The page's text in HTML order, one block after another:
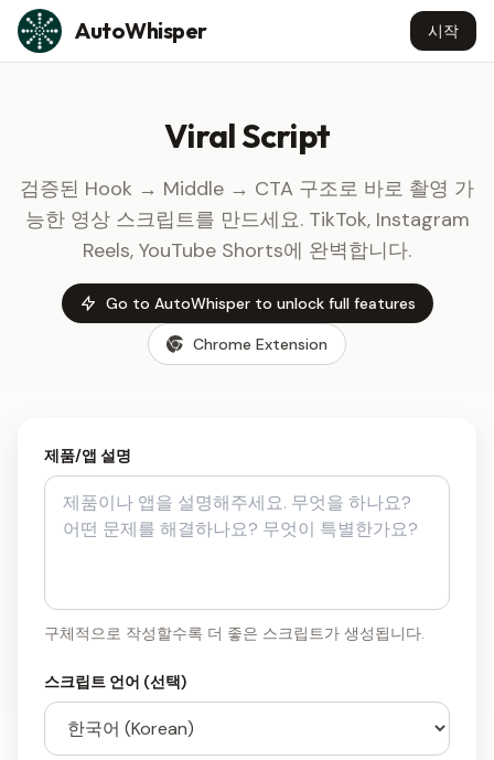
Skip to content
AutoWhisper 시작
Viral Script
검증된 Hook → Middle → CTA 구조로 바로 촬영 가
능한 영상 스크립트를 만드세요. TikTok, Instagram
Reels, YouTube Shorts에 완벽합니다.
Go to AutoWhisper to unlock full features
Chrome Extension
제품/앱 설명
구체적으로 작성할수록 더 좋은 스크립트가 생성됩니다.
스크립트 언어 (선택)